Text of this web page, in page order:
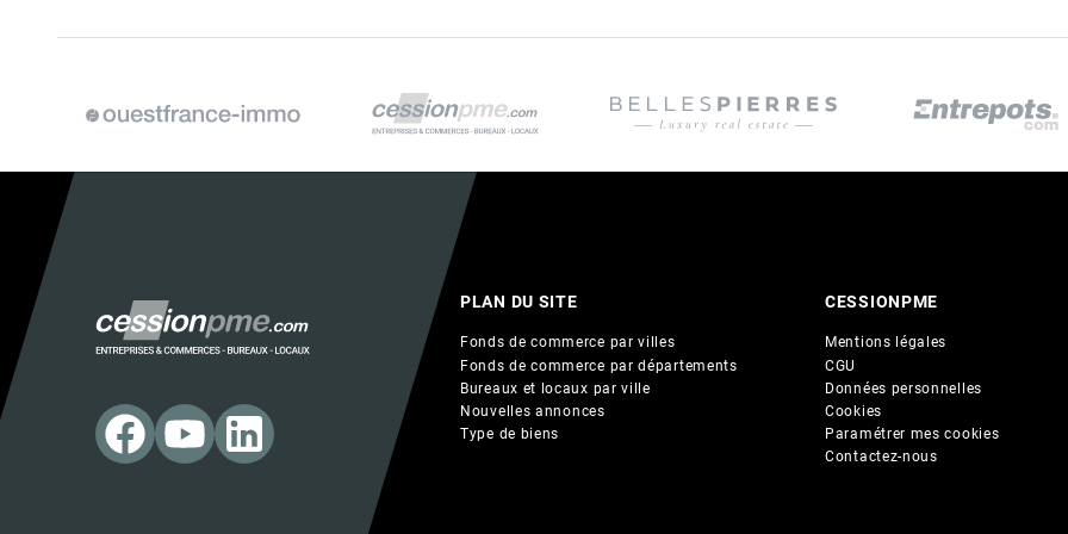
PLAN DU SITE
Fonds de commerce par villes
Fonds de commerce par départements
Bureaux et locaux par ville
Nouvelles annonces
Type de biens
CESSIONPME
Mentions légales
CGU
Données personnelles
Cookies
Paramétrer mes cookies
Contactez-nous